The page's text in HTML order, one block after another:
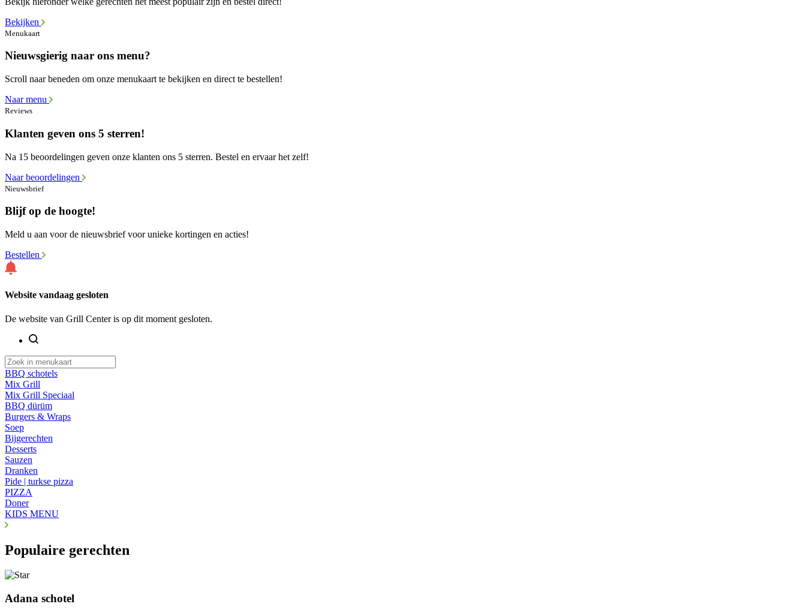
Bekijken
Menukaart
Nieuwsgierig naar ons menu?
Scroll naar beneden om onze menukaart te bekijken en direct te bestellen!
Naar menu
Reviews
Klanten geven ons 5 sterren!
Na 15 beoordelingen geven onze klanten ons 5 sterren. Bestel en ervaar het zelf!
Naar beoordelingen
Nieuwsbrief
Blijf op de hoogte!
Meld u aan voor de nieuwsbrief voor unieke kortingen en acties!
Bestellen
Website vandaag gesloten
De website van Grill Center is op dit moment gesloten.
BBQ schotels
Mix Grill
Mix Grill Speciaal
BBQ dürüm
Burgers & Wraps
Soep
Bijgerechten
Desserts
Sauzen
Dranken
Pide | turkse pizza
PIZZA
Doner
KIDS MENU
Populaire gerechten
Adana schotel